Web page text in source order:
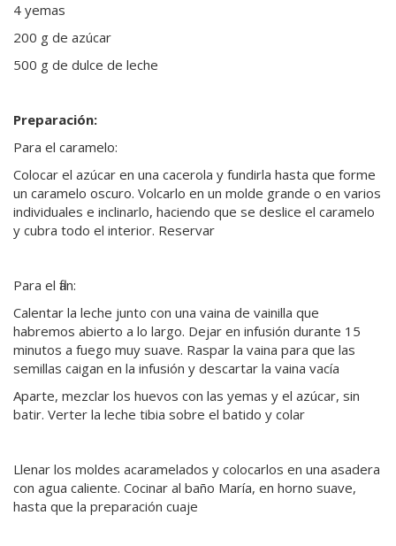
4 yemas
200 g de azúcar
500 g de dulce de leche
Preparación:
Para el caramelo:
Colocar el azúcar en una cacerola y fundirla hasta que forme
un caramelo oscuro. Volcarlo en un molde grande o en varios
individuales e inclinarlo, haciendo que se deslice el caramelo
y cubra todo el interior. Reservar
Para el flan:
Calentar la leche junto con una vaina de vainilla que
habremos abierto a lo largo. Dejar en infusión durante 15
minutos a fuego muy suave. Raspar la vaina para que las
semillas caigan en la infusión y descartar la vaina vacía
Aparte, mezclar los huevos con las yemas y el azúcar, sin
batir. Verter la leche tibia sobre el batido y colar
Llenar los moldes acaramelados y colocarlos en una asadera
con agua caliente. Cocinar al baño María, en horno suave,
hasta que la preparación cuaje